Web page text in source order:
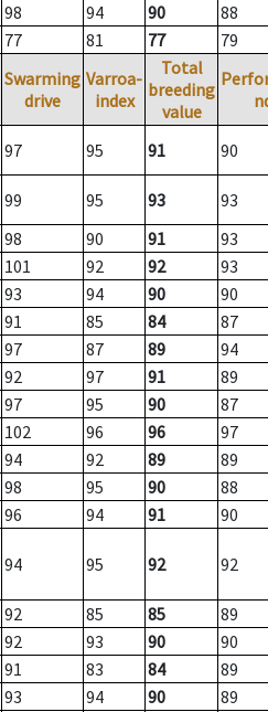
98 94 90
88
77 81 77 79
Swarming
drive
Varroa-
index
Total
breeding
value
97 95 91 90
99 95 93
93
98 90 91
93
101 92 92
93
93 94 90
90
91 85 84
87
97 87 89
94
92 97 91
89
97 95 90
87
102 96 96
97
94 92 89
89
98 95 90
88
96 94 91 90
94 95 92 92
92 85 85
89
92 93 90
90
91 83 84
89
93 94 90
89